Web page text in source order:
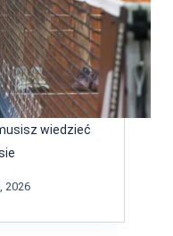
wiedzieć
2026